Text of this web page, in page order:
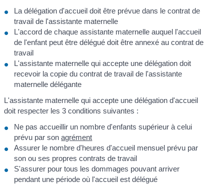
La délégation d'accueil doit être prévue dans le contrat de
travail de l'assistante maternelle
L'accord de chaque assistante maternelle auquel l'accueil
de l'enfant peut être délégué doit être annexé au contrat de
travail
L'assistante maternelle qui accepte une délégation doit
recevoir la copie du contrat de travail de l'assistante
maternelle délégante
L'assistante maternelle qui accepte une délégation d'accueil
doit respecter les 3 conditions suivantes :
Ne pas accueillir un nombre d'enfants supérieur à celui
prévu par sonagrément
Assurer le nombre d'heures d'accueil mensuel prévu par
son ou ses propres contrats de travail
S'assurer pour tous les dommages pouvant arriver
pendant une période où l'accueil est délégué